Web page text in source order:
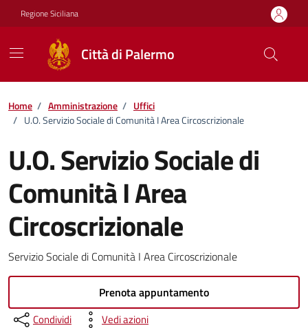
Vai ai contenuti
Vai al footer
Regione Siciliana
Città di Palermo
Home / Amministrazione / Uffici
/ U.O. Servizio Sociale di Comunità I Area Circoscrizionale
U.O. Servizio Sociale di
Comunità I Area
Circoscrizionale
Servizio Sociale di Comunità I Area Circoscrizionale
Prenota appuntamento
Condividi Vedi azioni